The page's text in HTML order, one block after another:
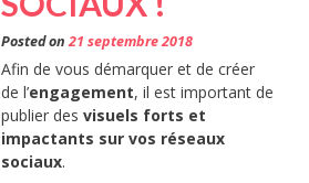
Posted on21 septembre 2018
Afin de vous démarquer et de créer
de l’engagement, il est important de
publier des visuels forts et
impactants sur vos réseaux
sociaux.